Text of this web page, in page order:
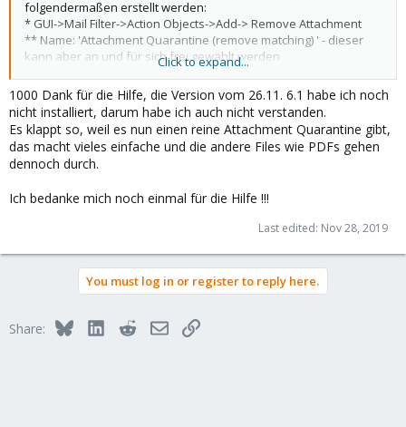
folgendermaßen erstellt werden:
* GUI->Mail Filter->Action Objects->Add-> Remove Attachment
** Name: 'Attachment Quarantine (remove matching) ' - dieser
kann aber an und für sich frei gewählt werden
** Haken bei 'Remove all Attachments' entfernen
** Haken bei 'Copy original mail to Attachment Quarantine'
setzen
* Eine Regel erstellen (oder eine bestehende verändern):
** What Object - die Files die problematisch sind (Office
Dokumente) waehlen
** Action Object - 'Attachment Quarantine (remove matching) '
* Mails die von dieser Regel bearbeitet werden sollten dann
* Die gesamte mail inklusive der Office Dokumente kann dann in
der GUI unter 'Attachment Quarantine' eingesehen werden
Click to expand...
1000 Dank für die Hilfe, die Version vom 26.11. 6.1 habe ich noch
nicht installiert, darum habe ich auch nicht verstanden.
Es klappt so, weil es nun einen reine Attachment Quarantine gibt,
das macht vieles einfache und die andere Files wie PDFs gehen
dennoch durch.
Ich bedanke mich noch einmal für die Hilfe !!!
Last edited: Nov 28, 2019
You must log in or register to reply here.
Share: BlueskyLinkedInRedditEmailLink